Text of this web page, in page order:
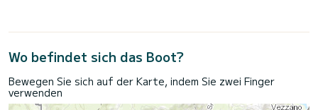
Wo befindet sich das Boot?
Bewegen Sie sich auf der Karte, indem Sie zwei Finger
verwenden